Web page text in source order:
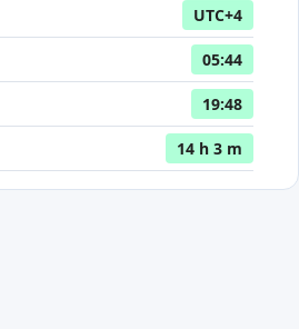
UTC+4
05:44
19:48
14 h 3 m